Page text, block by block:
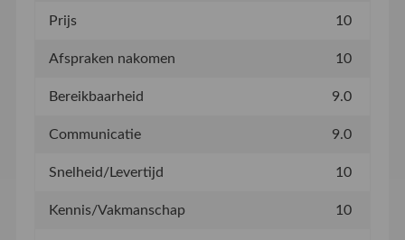
Prijs 10
Afspraken nakomen 10
Bereikbaarheid 9.0
Communicatie 9.0
Snelheid/Levertijd 10
Kennis/Vakmanschap 10